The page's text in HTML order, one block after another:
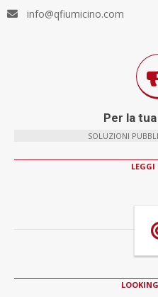
info@qfiumicino.com
Per la
SOLUZIONI